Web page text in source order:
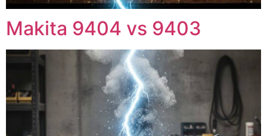
Makita 9404 vs 9403